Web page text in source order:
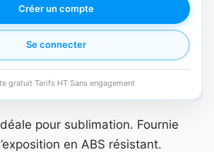
Créer un compte
Se connecter
gratuit·Tarifs HT·Sans engagement
pour sublimation. Fournie
en ABS résistant.